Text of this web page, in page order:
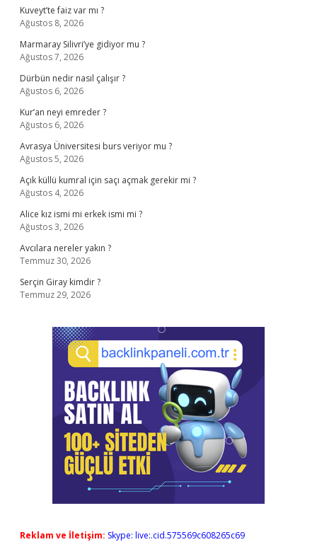
Kuveyt’te faiz var mı ?
Ağustos 8, 2026
Marmaray Silivri’ye gidiyor mu ?
Ağustos 7, 2026
Dürbün nedir nasıl çalışır ?
Ağustos 6, 2026
Kur’an neyi emreder ?
Ağustos 6, 2026
Avrasya Üniversitesi burs veriyor mu ?
Ağustos 5, 2026
Açık küllü kumral için saçı açmak gerekir mi ?
Ağustos 4, 2026
Alice kız ismi mi erkek ismi mi ?
Ağustos 3, 2026
Avcılara nereler yakın ?
Temmuz 30, 2026
Serçin Giray kimdir ?
Temmuz 29, 2026
Reklam ve İletişim: Skype: live:.cid.575569c608265c69